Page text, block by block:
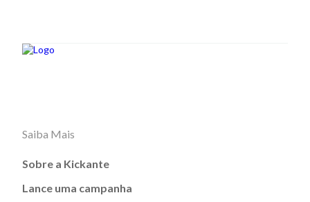
Saiba Mais
Sobre a Kickante
Lance uma campanha